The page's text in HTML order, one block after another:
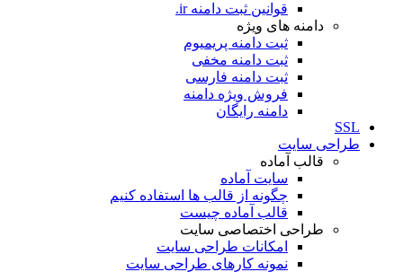
قوانین ثبت دامنه ir.
دامنه های ویژه
ثبت دامنه پریمیوم
ثبت دامنه مخفی
ثبت دامنه فارسی
فروش ویژه دامنه
دامنه رایگان
SSL
طراحی سايت
قالب آماده
سایت آماده
چگونه از قالب ها استفاده کنیم
قالب آماده چیست
طراحی اختصاصی سایت
امکانات طراحی سایت
نمونه کارهای طراحی سایت